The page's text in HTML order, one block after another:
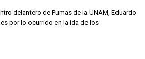
delantero de Pumas de la UNAM, Eduardo
por lo ocurrido en la ida de los